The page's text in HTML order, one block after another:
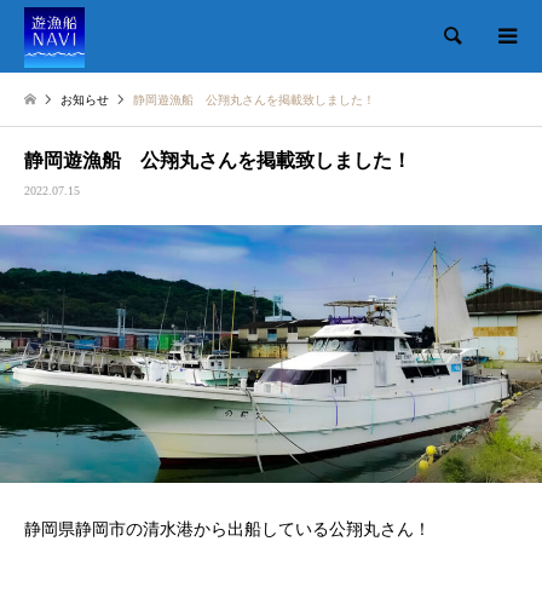
検索
お知らせ 静岡遊漁船 公翔丸さんを掲載致しました！
静岡遊漁船 公翔丸さんを掲載致しました！
2022.07.15
静岡県静岡市の清水港から出船している公翔丸さん！